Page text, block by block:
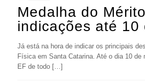
Medalha do
indicações até 10
Já está na hora de indicar os principais
Física em Santa Catarina. Até o dia 10 de
EF de todo […]